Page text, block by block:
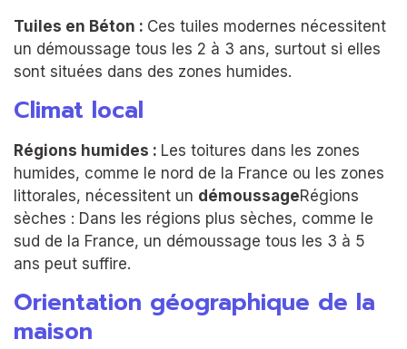
Tuiles en Béton : Ces tuiles modernes nécessitent
un démoussage tous les 2 à 3 ans, surtout si elles
sont situées dans des zones humides.
Climat local
Régions humides : Les toitures dans les zones
humides, comme le nord de la France ou les zones
littorales, nécessitent un démoussageRégions
sèches : Dans les régions plus sèches, comme le
sud de la France, un démoussage tous les 3 à 5
ans peut suffire.
Orientation géographique de la
maison